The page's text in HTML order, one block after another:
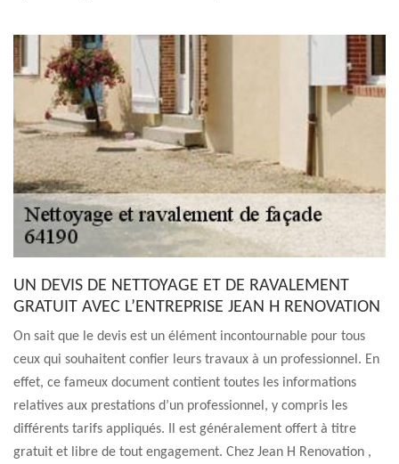
UN DEVIS DE NETTOYAGE ET DE RAVALEMENT
GRATUIT AVEC L’ENTREPRISE JEAN H RENOVATION
On sait que le devis est un élément incontournable pour tous
ceux qui souhaitent confier leurs travaux à un professionnel. En
effet, ce fameux document contient toutes les informations
relatives aux prestations d’un professionnel, y compris les
différents tarifs appliqués. Il est généralement offert à titre
gratuit et libre de tout engagement. Chez Jean H Renovation ,